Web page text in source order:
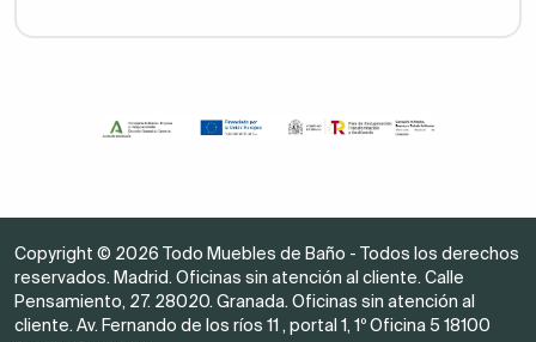
Copyright © 2026 Todo Muebles de Baño - Todos los derechos
reservados. Madrid. Oficinas sin atención al cliente. Calle
Pensamiento, 27. 28020. Granada. Oficinas sin atención al
cliente. Av. Fernando de los ríos 11 , portal 1, 1º Oficina 5 18100